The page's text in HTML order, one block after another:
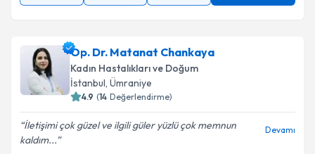
Op. Dr. Matanat Chankaya
Kadın Hastalıkları ve Doğum
İstanbul, Ümraniye
4.9 (14 Değerlendirme)
İletişimi çok güzel ve ilgili güler yüzlü çok memnun
kaldım...
Devamı